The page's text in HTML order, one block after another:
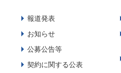
報道発表
お知らせ
公募公告等
契約に関する公表